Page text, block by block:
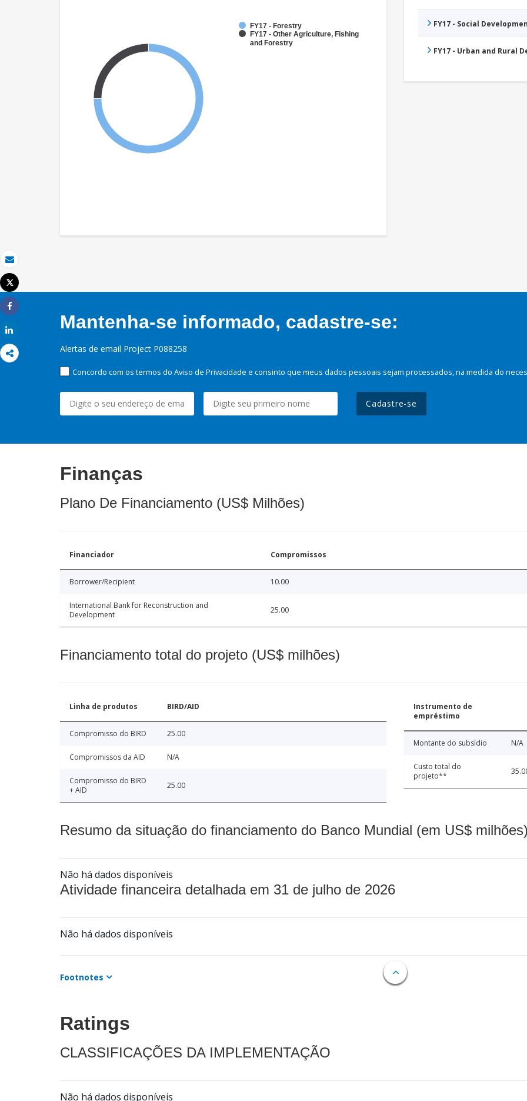
Email
Imprimir
Tweet
Share
FY17 - Forestry
FY17 - Other Agriculture, Fishing
and Forestry
FY17 - Social
FY17 - Urban and Rural
Mantenha-se informado, cadastre-se:
Alertas de email Project P088258
Concordo com os termos do Aviso de Privacidade e consinto que meus dados pessoais sejam processados, na medida do
Cadastre-se
Finanças
Plano De Financiamento (US$ Milhões)
Financiador Compromissos
Borrower/Recipient 10.00
International Bank for Reconstruction and
Development
25.00
Financiamento total do projeto (US$ milhões)
Linha de produtos BIRD/AID
Compromisso do BIRD 25.00
Compromissos da AID N/A
Compromisso do BIRD
+ AID
25.00
Instrumento de
empréstimo
Montante do subsídio N/A
Custo total do
projeto**
Resumo da situação do financiamento do Banco Mundial (em US$
Não há dados disponíveis
Atividade financeira detalhada em 31 de julho de 2026
Não há dados disponíveis
Footnotes
Ratings
CLASSIFICAÇÕES DA IMPLEMENTAÇÃO
Não há dados disponíveis